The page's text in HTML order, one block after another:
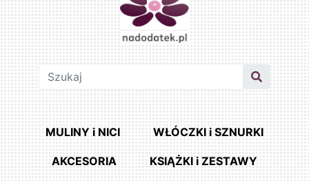
MULINY i NICI WŁÓCZKI i SZNURKI
AKCESORIA KSIĄŻKI i ZESTAWY